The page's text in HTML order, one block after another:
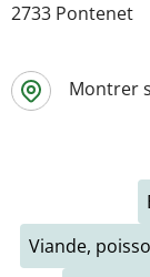
2733 Pontenet
Montrer
Viande,